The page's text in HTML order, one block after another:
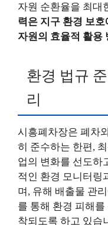
자원 순환율을 최대
력은 지구 환경 보
자원의 효율적 활용
환경 법규
리
시흥폐차장은 폐차
히 준수하는 한편,
업의 변화를 선도하
적인 환경 모니터링
며, 유해 배출물 관
를 통해 환경 피해
착되도록 하고 있습